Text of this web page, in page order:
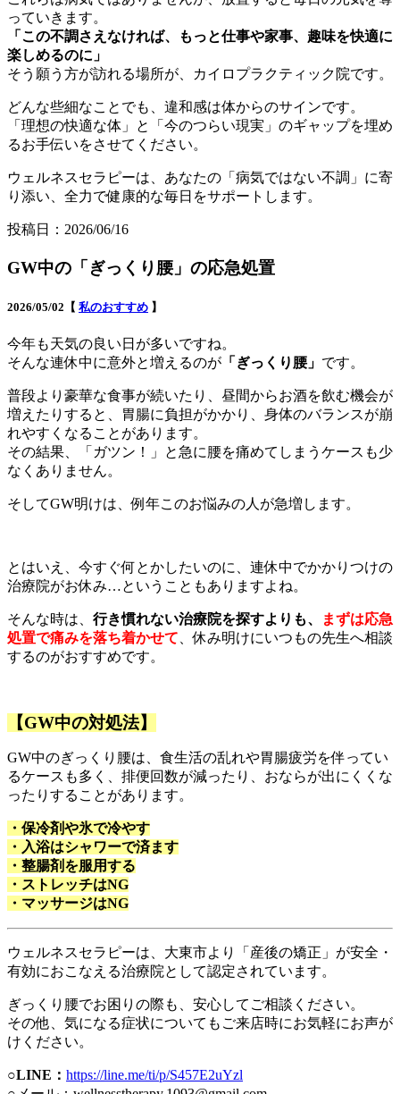
っていきます。
「この不調さえなければ、もっと仕事や家事、趣味を快適に
楽しめるのに」
そう願う方が訪れる場所が、カイロプラクティック院です。
どんな些細なことでも、違和感は体からのサインです。
「理想の快適な体」と「今のつらい現実」のギャップを埋め
るお手伝いをさせてください。
ウェルネスセラピーは、あなたの「病気ではない不調」に寄
り添い、全力で健康的な毎日をサポートします。
投稿日：2026/06/16
GW中の「ぎっくり腰」の応急処置
2026/05/02【 私のおすすめ 】
今年も天気の良い日が多いですね。
そんな連休中に意外と増えるのが 「ぎっくり腰」 です。
普段より豪華な食事が続いたり、昼間からお酒を飲む機会が
増えたりすると、胃腸に負担がかかり、身体のバランスが崩
れやすくなることがあります。
その結果、「ガツン！」と急に腰を痛めてしまうケースも少
なくありません。
そしてGW明けは、例年このお悩みの人が急増します。
とはいえ、今すぐ何とかしたいのに、連休中でかかりつけの
治療院がお休み…ということもありますよね。
そんな時は、 行き慣れない治療院を探すよりも、
まずは応急
処置で痛みを落ち着かせて 、休み明けにいつもの先生へ相談
するのがおすすめです。
【GW中の対処法】
GW中のぎっくり腰は、食生活の乱れや胃腸疲労を伴ってい
るケースも多く、排便回数が減ったり、おならが出にくくな
ったりすることがあります。
・保冷剤や氷で冷やす
・入浴はシャワーで済ます
・整腸剤を服用する
・ストレッチはNG
・マッサージはNG
ウェルネスセラピーは、大東市より「産後の矯正」が安全・
有効におこなえる治療院として認定されています。
ぎっくり腰でお困りの際も、安心してご相談ください。
その他、気になる症状についてもご来店時にお気軽にお声が
けください。
○LINE： https://line.me/ti/p/S457E2uYzl